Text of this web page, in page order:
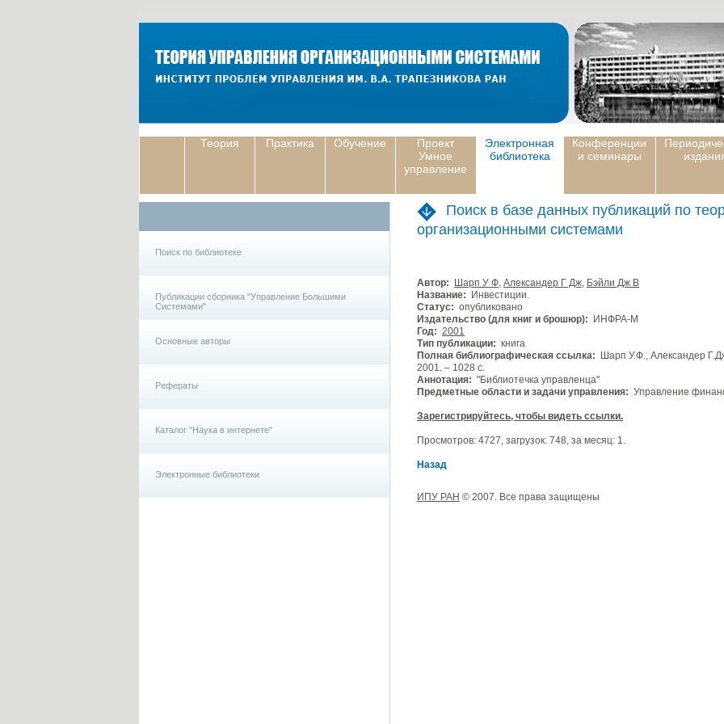
Теория Практика Обучение
Проект
Умное
управление
Электронная
библиотека
Конференции
и семинары
Поиск по библиотеке
Публикации сборника "Управление Большими
Системами"
Основные авторы
Рефераты
Каталог "Наука в интернете"
Электронные библиотеки
Поиск в базе данных публикаций по
организационными системами
Автор: Шарп У Ф, Александер Г Дж, Бэйли Дж В
Название: Инвестиции.
Статус: опубликовано
Издательство (для книг и брошюр): ИНФРА-М
Год: 2001
Тип публикации: книга
Полная библиографическая ссылка: Шарп У.Ф., Александер
2001. – 1028 с.
Аннотация: "Библиотечка управленца"
Предметные области и задачи управления: Управление
Зарегистрируйтесь, чтобы видеть ссылки.
Просмотров: 4727, загрузок: 748, за месяц: 1.
Назад
ИПУ РАН © 2007. Все права защищены